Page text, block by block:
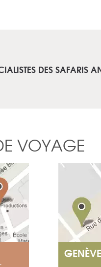
DES SAFARIS
VOYAGE
GENÈVE